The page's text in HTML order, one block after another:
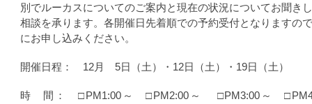
別でルーカスについてのご案内と現在の状況についてお聞き
相談を承ります。各開催日先着順での予約受付となりますの
にお申し込みください。
開催日程： 12月 5日（土）・12日（土）・19日（土）
時 間： □PM1:00～ □PM2:00～ □PM3:00～